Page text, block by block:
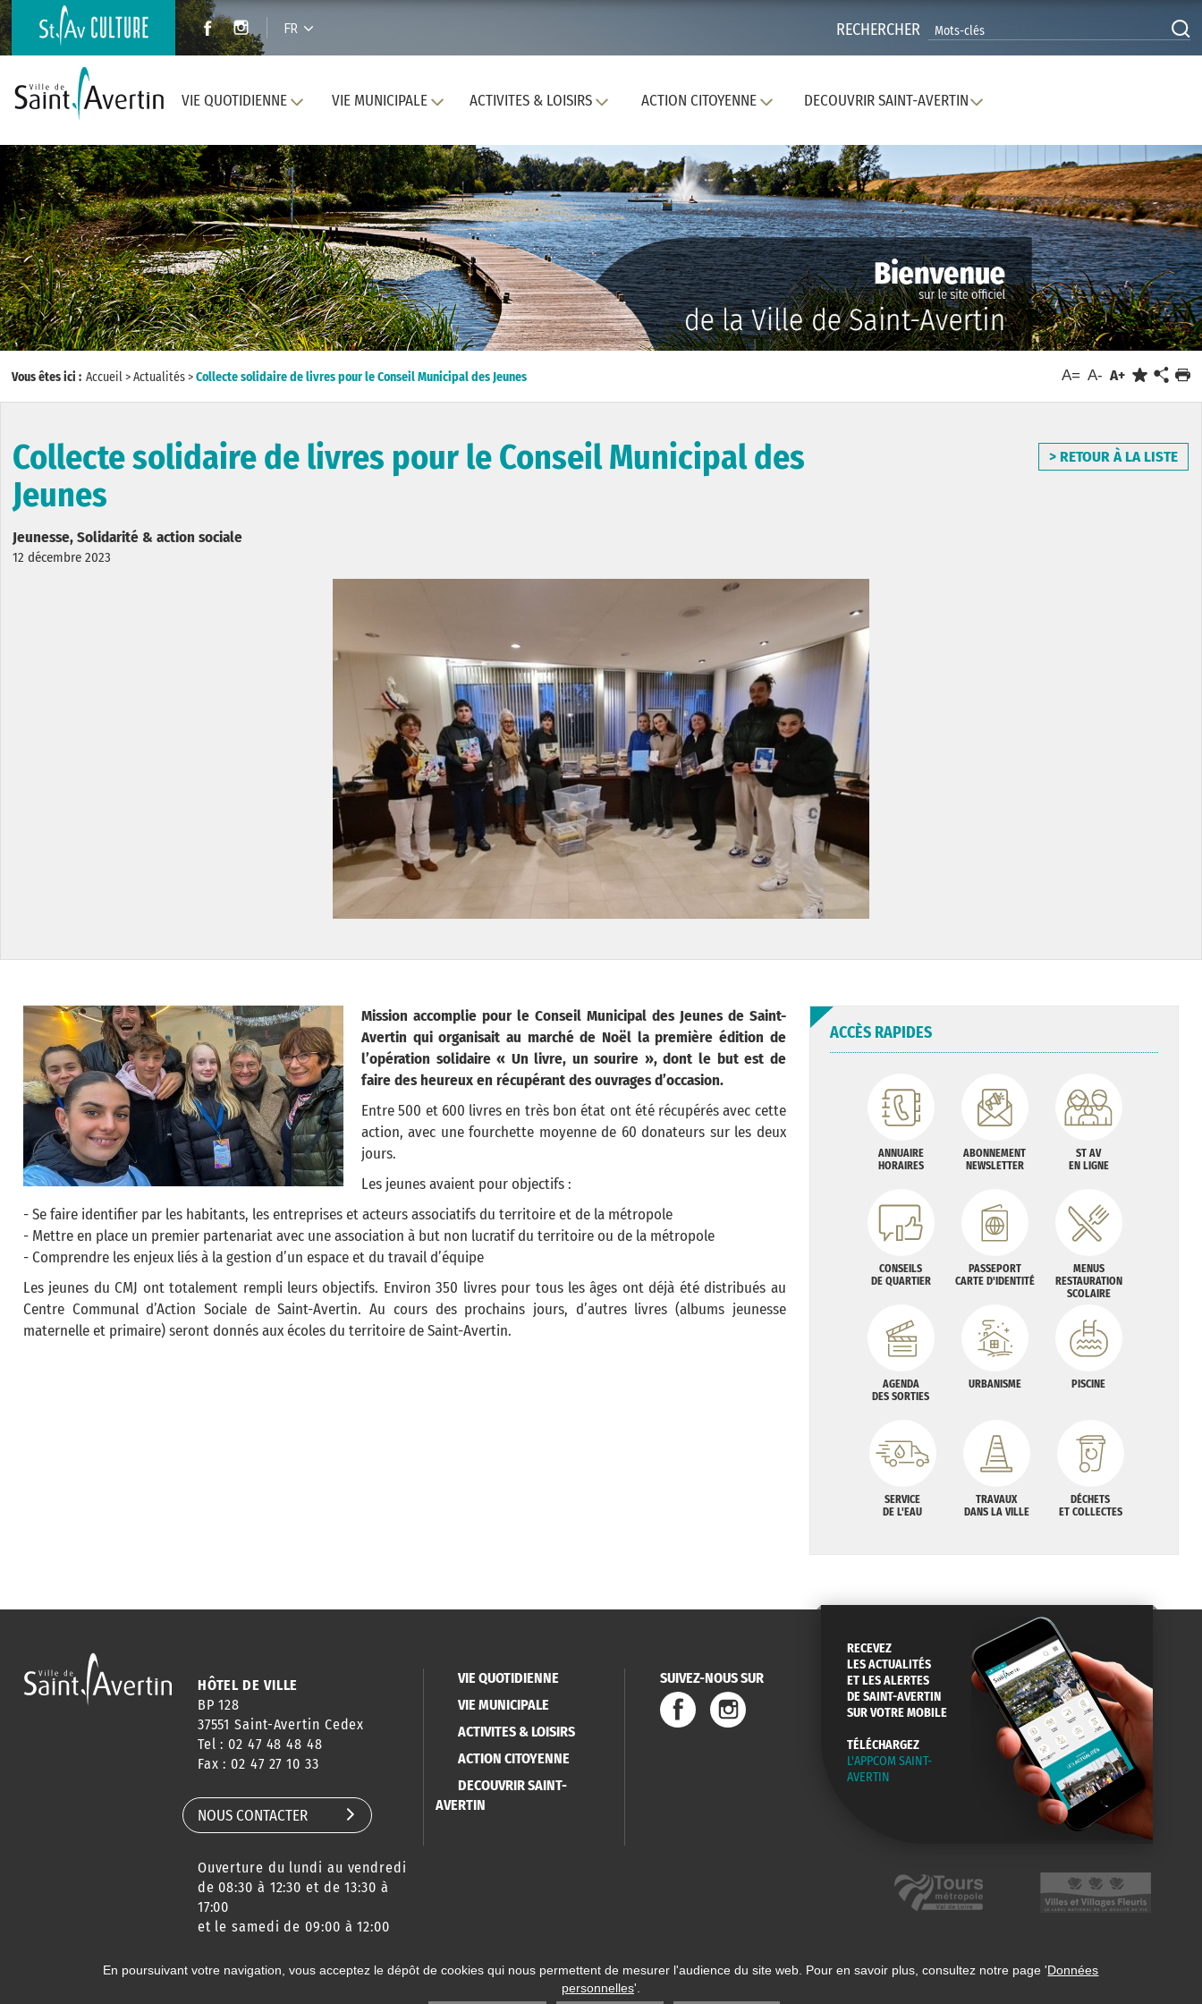
FR RECHERCHER
VIE QUOTIDIENNE VIE MUNICIPALE ACTIVITES & LOISIRS ACTION CITOYENNE DECOUVRIR SAINT-AVERTIN
Vous êtes ici : Accueil>Actualités>Collecte solidaire de livres pour le Conseil Municipal des Jeunes A= A- A+
Collecte solidaire de livres pour le Conseil Municipal des
Jeunes
> RETOUR À LA LISTE
Jeunesse, Solidarité & action sociale
12 décembre 2023
Mission accomplie pour le Conseil Municipal des Jeunes de Saint-
Avertin qui organisait au marché de Noël la première édition de
l’opération solidaire « Un livre, un sourire », dont le but est de
faire des heureux en récupérant des ouvrages d’occasion.
Entre 500 et 600 livres en très bon état ont été récupérés avec cette
action, avec une fourchette moyenne de 60 donateurs sur les deux
jours.
Les jeunes avaient pour objectifs :
- Se faire identifier par les habitants, les entreprises et acteurs associatifs du territoire et de la métropole
- Mettre en place un premier partenariat avec une association à but non lucratif du territoire ou de la métropole
- Comprendre les enjeux liés à la gestion d’un espace et du travail d’équipe
Les jeunes du CMJ ont totalement rempli leurs objectifs. Environ 350 livres pour tous les âges ont déjà été distribués au
Centre Communal d’Action Sociale de Saint-Avertin. Au cours des prochains jours, d’autres livres (albums jeunesse
maternelle et primaire) seront donnés aux écoles du territoire de Saint-Avertin.
ACCÈS RAPIDES
ANNUAIRE
HORAIRES
ABONNEMENT
NEWSLETTER
ST AV
EN LIGNE
CONSEILS
DE QUARTIER
PASSEPORT
CARTE D'IDENTITÉ
MENUS
RESTAURATION
SCOLAIRE
AGENDA
DES SORTIES
URBANISME PISCINE
SERVICE
DE L'EAU
TRAVAUX
DANS LA VILLE
DÉCHETS
ET COLLECTES
HÔTEL DE VILLE
BP 128
37551 Saint-Avertin Cedex
Tel : 02 47 48 48 48
Fax : 02 47 27 10 33
NOUS CONTACTER
Ouverture du lundi au vendredi
de 08:30 à 12:30 et de 13:30 à
17:00
et le samedi de 09:00 à 12:00
VIE QUOTIDIENNE
VIE MUNICIPALE
ACTIVITES & LOISIRS
ACTION CITOYENNE
DECOUVRIR SAINT-
AVERTIN
SUIVEZ-NOUS SUR
RECEVEZ
LES ACTUALITÉS
ET LES ALERTES
DE SAINT-AVERTIN
SUR VOTRE MOBILE
TÉLÉCHARGEZ
L'APPCOM SAINT-
AVERTIN
En poursuivant votre navigation, vous acceptez le dépôt de cookies qui nous permettent de mesurer l'audience du site web. Pour en savoir plus, consultez notre page 'Données
personnelles'.